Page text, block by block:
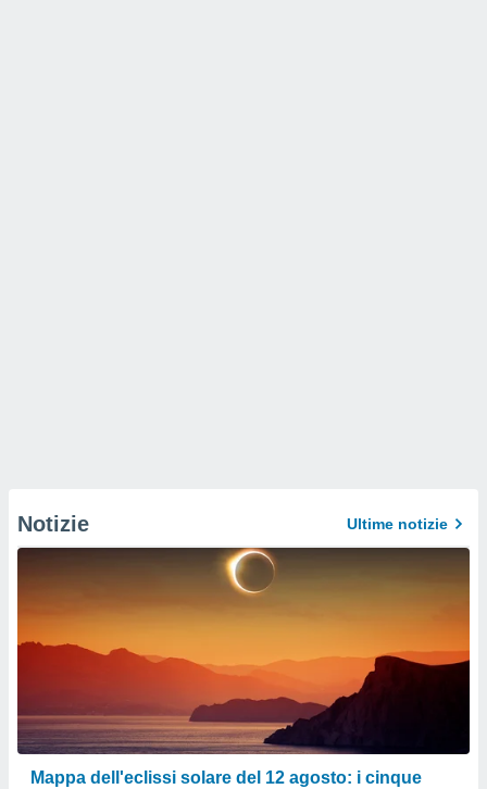
Notizie Ultime notizie
Mappa dell'eclissi solare del 12 agosto: i cinque